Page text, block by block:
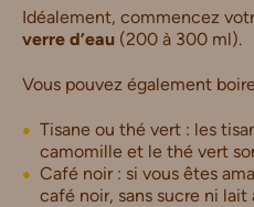
Idéalement, commencez
verre d’eau (200 à 300 ml).
Vous pouvez également
Tisane ou thé vert : les
camomille et le thé vert
Café noir : si vous êtes
café noir, sans sucre ni lait